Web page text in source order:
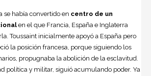
se había convertido en centro de un
en el que Francia , España e Inglaterra
Toussaint inicialmente apoyó a España pero
la posición francesa, porque siguiendo los
propugnaba la abolición de la esclavitud
política y militar, siguió acumulando poder. Ya